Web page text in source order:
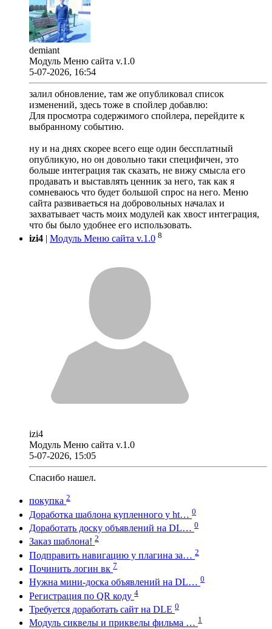
demiant
Модуль Меню сайта v.1.0
5-07-2026, 16:54
залил обновление, там же опубликовал список
изменений, здесь тоже в спойлер добавлю:
Для просмотра содержимого спойлера, перейдите к
выбранному событию.
ну и на днях скорее всего еще один бессплатный
опубликую, но он довольно таки специфичен, это
больше интеграция так сказать, не вижу смысла его
продавать и выставлять ценник за него, так как я
сомневаюсь что будет большой спрос на него. Меню
сайта развиваеться на добровольных началах и
захватывает часть моих модулей как хвост интеграция,
что бы было удобнее его использовать.
izi4 | Модуль Меню сайта v.1.0 8
izi4
Модуль Меню сайта v.1.0
5-07-2026, 15:05
Спасибо нашел.
покупка 2
Доработка шаблона купленного у ht… 0
Доработать доску объявлений на DL… 0
Заказ шаблона! 2
Подправить навигацию у плагина за… 2
Починить логин вк 7
Нужна мини-доска объявлений на DL… 0
Регистрация по QR коду 4
Требуется доработать сайт на DLE 0
Модуль сиквелы и приквелы фильма … 1